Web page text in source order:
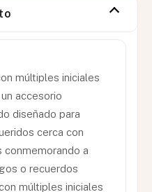
múltiples iniciales
accesorio
diseñado para
cerca con
conmemorando a
o recuerdos
múltiples iniciales